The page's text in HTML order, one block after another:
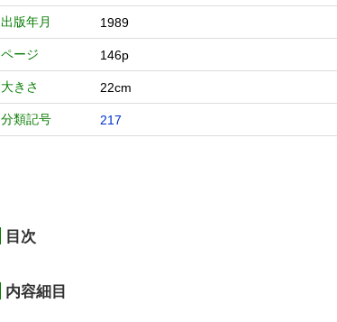
出版年月 1989
ページ 146p
大きさ 22cm
分類記号 217
目次
内容細目